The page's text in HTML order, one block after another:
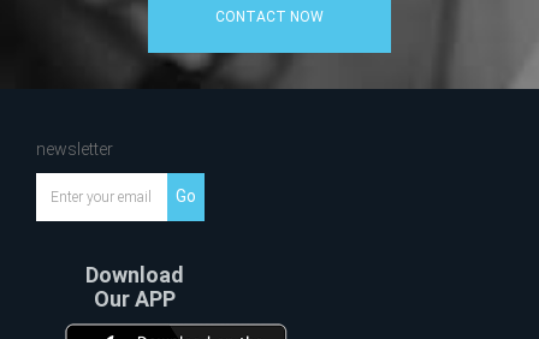
CONTACT NOW
newsletter
Go
Download
Our APP